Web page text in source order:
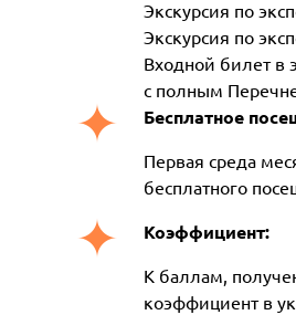
Экскурсия по
Экскурсия по
Входной билет в
с полным
Бесплатное
Первая среда
бесплатного
Коэффициент:
К баллам,
коэффициент в